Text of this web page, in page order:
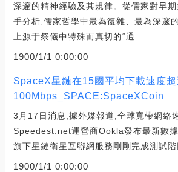
深邃的精神經驗及其規律。從儒家對早
手分析,儒家哲學中最為復雜、最為深邃
上源于祭儀中特殊而真切的“通.
1900/1/1 0:00:00
SpaceX星鏈在15國平均下載速度超
100Mbps_SPACE:SpaceXCoin
3月17日消息,據外媒報道,全球寬帶網絡
Speedest.net運營商Ookla發布最新數
旗下星鏈衛星互聯網服務剛剛完成測試階
1900/1/1 0:00:00